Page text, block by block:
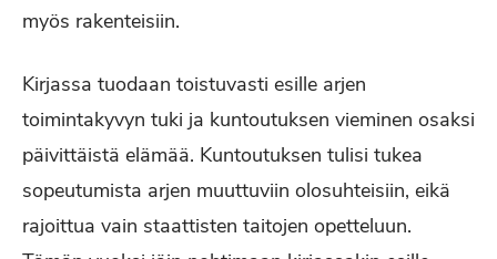
myös rakenteisiin.
Kirjassa tuodaan toistuvasti esille arjen
toimintakyvyn tuki ja kuntoutuksen vieminen osaksi
päivittäistä elämää. Kuntoutuksen tulisi tukea
sopeutumista arjen muuttuviin olosuhteisiin, eikä
rajoittua vain staattisten taitojen opetteluun.